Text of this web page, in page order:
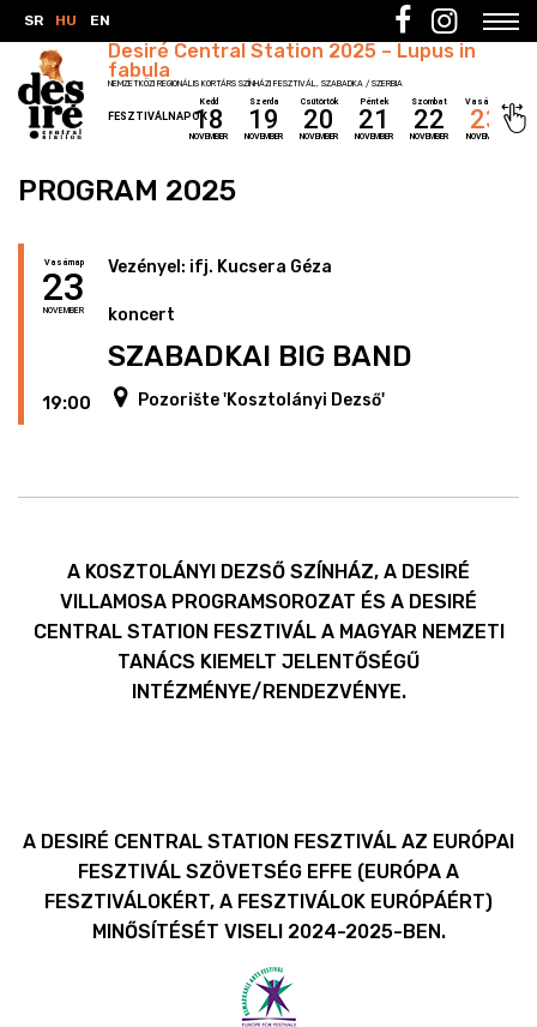
EN
SR HU
Desiré Central Station 2025 – Lupus in
fabula
NEMZETKÖZI REGIONÁLIS KORTÁRS SZÍNHÁZI FESZTIVÁL, SZABADKA / SZERBIA
FESZTIVÁLNAPOK
Kedd
18
NOVEMBER
Szerda
19
NOVEMBER
Csütörtök
20
NOVEMBER
Péntek
21
NOVEMBER
Szombat
22
NOVEMBER
Vasárnap
23
NOVEMBER
PROGRAM 2025
Vasárnap
23
NOVEMBER
19:00
Vezényel: ifj. Kucsera Géza
koncert
SZABADKAI BIG BAND
Pozorište 'Kosztolányi Dezső'
A KOSZTOLÁNYI DEZSŐ SZÍNHÁZ, A DESIRÉ
VILLAMOSA PROGRAMSOROZAT ÉS A DESIRÉ
CENTRAL STATION FESZTIVÁL A MAGYAR NEMZETI
TANÁCS KIEMELT JELENTŐSÉGŰ
INTÉZMÉNYE/RENDEZVÉNYE.
A DESIRÉ CENTRAL STATION FESZTIVÁL AZ EURÓPAI
FESZTIVÁL SZÖVETSÉG EFFE (EURÓPA A
FESZTIVÁLOKÉRT, A FESZTIVÁLOK EURÓPÁÉRT)
MINŐSÍTÉSÉT VISELI 2024-2025-BEN.